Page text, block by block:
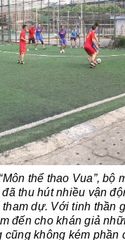
thể thao Vua”, bộ
thu hút nhiều vận
dự. Với tinh thần
đến cho khán giả
cũng không kém phần